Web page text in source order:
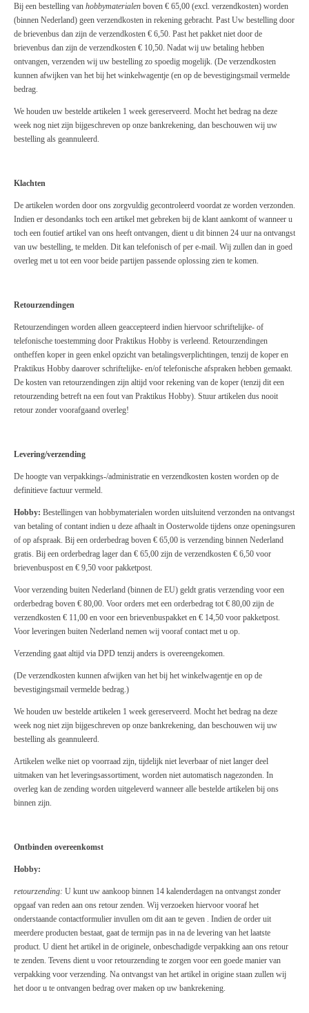
Bij een bestelling van hobbymaterialen boven € 65,00 (excl. verzendkosten) worden
(binnen Nederland) geen verzendkosten in rekening gebracht. Past Uw bestelling door
de brievenbus dan zijn de verzendkosten € 6,50. Past het pakket niet door de
brievenbus dan zijn de verzendkosten € 10,50. Nadat wij uw betaling hebben
ontvangen, verzenden wij uw bestelling zo spoedig mogelijk. (De verzendkosten
kunnen afwijken van het bij het winkelwagentje (en op de bevestigingsmail vermelde
bedrag.
We houden uw bestelde artikelen 1 week gereserveerd. Mocht het bedrag na deze
week nog niet zijn bijgeschreven op onze bankrekening, dan beschouwen wij uw
bestelling als geannuleerd.
Klachten
De artikelen worden door ons zorgvuldig gecontroleerd voordat ze worden verzonden.
Indien er desondanks toch een artikel met gebreken bij de klant aankomt of wanneer u
toch een foutief artikel van ons heeft ontvangen, dient u dit binnen 24 uur na ontvangst
van uw bestelling, te melden. Dit kan telefonisch of per e-mail. Wij zullen dan in goed
overleg met u tot een voor beide partijen passende oplossing zien te komen.
Retourzendingen
Retourzendingen worden alleen geaccepteerd indien hiervoor schriftelijke- of
telefonische toestemming door Praktikus Hobby is verleend. Retourzendingen
ontheffen koper in geen enkel opzicht van betalingsverplichtingen, tenzij de koper en
Praktikus Hobby daarover schriftelijke- en/of telefonische afspraken hebben gemaakt.
De kosten van retourzendingen zijn altijd voor rekening van de koper (tenzij dit een
retourzending betreft na een fout van Praktikus Hobby). Stuur artikelen dus nooit
retour zonder voorafgaand overleg!
Levering/verzending
De hoogte van verpakkings-/administratie en verzendkosten kosten worden op de
definitieve factuur vermeld.
Hobby: Bestellingen van hobbymaterialen worden uitsluitend verzonden na ontvangst
van betaling of contant indien u deze afhaalt in Oosterwolde tijdens onze openingsuren
of op afspraak. Bij een orderbedrag boven € 65,00 is verzending binnen Nederland
gratis. Bij een orderbedrag lager dan € 65,00 zijn de verzendkosten € 6,50 voor
brievenbuspost en € 9,50 voor pakketpost.
Voor verzending buiten Nederland (binnen de EU) geldt gratis verzending voor een
orderbedrag boven € 80,00. Voor orders met een orderbedrag tot € 80,00 zijn de
verzendkosten € 11,00 en voor een brievenbuspakket en € 14,50 voor pakketpost.
Voor leveringen buiten Nederland nemen wij vooraf contact met u op.
Verzending gaat altijd via DPD tenzij anders is overeengekomen.
(De verzendkosten kunnen afwijken van het bij het winkelwagentje en op de
bevestigingsmail vermelde bedrag.)
We houden uw bestelde artikelen 1 week gereserveerd. Mocht het bedrag na deze
week nog niet zijn bijgeschreven op onze bankrekening, dan beschouwen wij uw
bestelling als geannuleerd.
Artikelen welke niet op voorraad zijn, tijdelijk niet leverbaar of niet langer deel
uitmaken van het leveringsassortiment, worden niet automatisch nagezonden. In
overleg kan de zending worden uitgeleverd wanneer alle bestelde artikelen bij ons
binnen zijn.
Ontbinden overeenkomst
Hobby:
retourzending: U kunt uw aankoop binnen 14 kalenderdagen na ontvangst zonder
opgaaf van reden aan ons retour zenden. Wij verzoeken hiervoor vooraf het
onderstaande contactformulier invullen om dit aan te geven . Indien de order uit
meerdere producten bestaat, gaat de termijn pas in na de levering van het laatste
product. U dient het artikel in de originele, onbeschadigde verpakking aan ons retour
te zenden. Tevens dient u voor retourzending te zorgen voor een goede manier van
verpakking voor verzending. Na ontvangst van het artikel in origine staan zullen wij
het door u te ontvangen bedrag over maken op uw bankrekening.